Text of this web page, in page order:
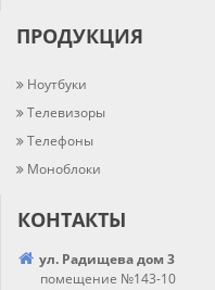
ПРОДУКЦИЯ
Ноутбуки
Телевизоры
Телефоны
Моноблоки
КОНТАКТЫ
ул. Радищева дом 3
помещение №143-10